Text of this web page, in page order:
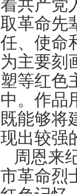
着共产党
取革命先
任、使命
为主要刻
塑等红色
中。作品
既能够将
现出较强
周恩来
市革命烈